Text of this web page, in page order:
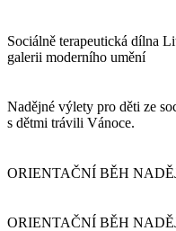
Sociálně terapeutická dílna
galerii moderního umění
Nadějné výlety pro děti ze
s dětmi trávili Vánoce.
ORIENTAČNÍ BĚH
ORIENTAČNÍ BĚH